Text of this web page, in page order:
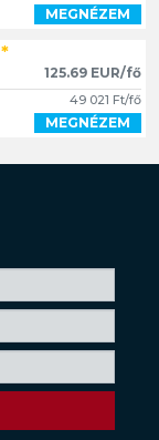
MEGNÉZEM
125.69 EUR/fő
49 021 Ft/fő
MEGNÉZEM